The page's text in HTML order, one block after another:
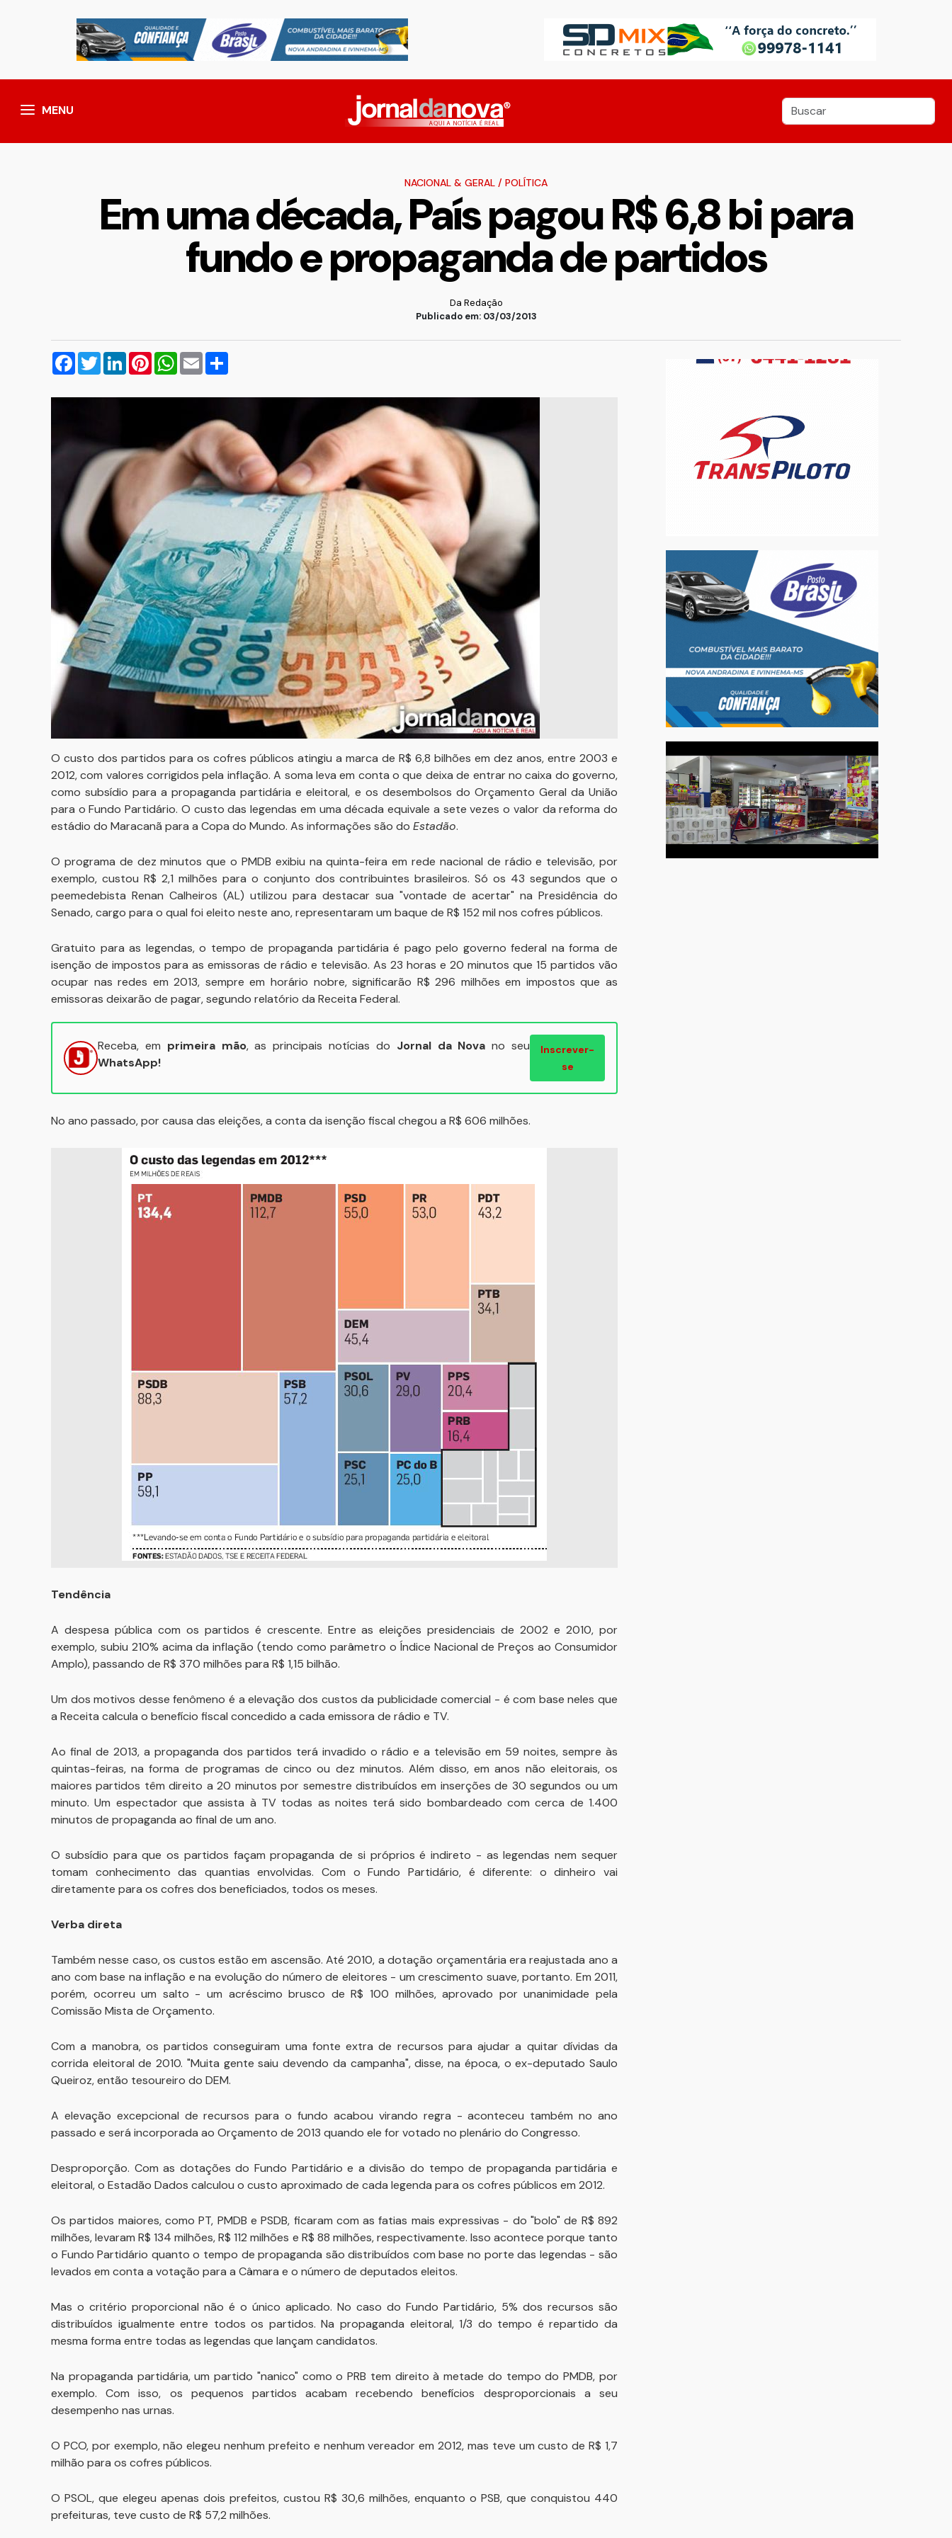
MENU
NACIONAL & GERAL / POLÍTICA
Em uma década, País pagou R$ 6,8 bi para
fundo e propaganda de partidos
Da Redação
Publicado em: 03/03/2013
Facebook
TwitterLinkedInPinterestWhatsApp
Email
O custo dos partidos para os cofres públicos atingiu a marca de R$ 6,8 bilhões em dez anos, entre 2003 e
2012, com valores corrigidos pela inflação. A soma leva em conta o que deixa de entrar no caixa do governo,
como subsídio para a propaganda partidária e eleitoral, e os desembolsos do Orçamento Geral da União
para o Fundo Partidário. O custo das legendas em uma década equivale a sete vezes o valor da reforma do
estádio do Maracanã para a Copa do Mundo. As informações são do Estadão.
O programa de dez minutos que o PMDB exibiu na quinta-feira em rede nacional de rádio e televisão, por
exemplo, custou R$ 2,1 milhões para o conjunto dos contribuintes brasileiros. Só os 43 segundos que o
peemedebista Renan Calheiros (AL) utilizou para destacar sua "vontade de acertar" na Presidência do
Senado, cargo para o qual foi eleito neste ano, representaram um baque de R$ 152 mil nos cofres públicos.
Gratuito para as legendas, o tempo de propaganda partidária é pago pelo governo federal na forma de
isenção de impostos para as emissoras de rádio e televisão. As 23 horas e 20 minutos que 15 partidos vão
ocupar nas redes em 2013, sempre em horário nobre, significarão R$ 296 milhões em impostos que as
emissoras deixarão de pagar, segundo relatório da Receita Federal.
Receba, em primeira mão, as principais notícias do Jornal da Nova no seu
WhatsApp!
Inscrever-
se
No ano passado, por causa das eleições, a conta da isenção fiscal chegou a R$ 606 milhões.
Tendência
A despesa pública com os partidos é crescente. Entre as eleições presidenciais de 2002 e 2010, por
exemplo, subiu 210% acima da inflação (tendo como parâmetro o Índice Nacional de Preços ao Consumidor
Amplo), passando de R$ 370 milhões para R$ 1,15 bilhão.
Um dos motivos desse fenômeno é a elevação dos custos da publicidade comercial - é com base neles que
a Receita calcula o benefício fiscal concedido a cada emissora de rádio e TV.
Ao final de 2013, a propaganda dos partidos terá invadido o rádio e a televisão em 59 noites, sempre às
quintas-feiras, na forma de programas de cinco ou dez minutos. Além disso, em anos não eleitorais, os
maiores partidos têm direito a 20 minutos por semestre distribuídos em inserções de 30 segundos ou um
minuto. Um espectador que assista à TV todas as noites terá sido bombardeado com cerca de 1.400
minutos de propaganda ao final de um ano.
O subsídio para que os partidos façam propaganda de si próprios é indireto - as legendas nem sequer
tomam conhecimento das quantias envolvidas. Com o Fundo Partidário, é diferente: o dinheiro vai
diretamente para os cofres dos beneficiados, todos os meses.
Verba direta
Também nesse caso, os custos estão em ascensão. Até 2010, a dotação orçamentária era reajustada ano a
ano com base na inflação e na evolução do número de eleitores - um crescimento suave, portanto. Em 2011,
porém, ocorreu um salto - um acréscimo brusco de R$ 100 milhões, aprovado por unanimidade pela
Comissão Mista de Orçamento.
Com a manobra, os partidos conseguiram uma fonte extra de recursos para ajudar a quitar dívidas da
corrida eleitoral de 2010. "Muita gente saiu devendo da campanha", disse, na época, o ex-deputado Saulo
Queiroz, então tesoureiro do DEM.
A elevação excepcional de recursos para o fundo acabou virando regra - aconteceu também no ano
passado e será incorporada ao Orçamento de 2013 quando ele for votado no plenário do Congresso.
Desproporção. Com as dotações do Fundo Partidário e a divisão do tempo de propaganda partidária e
eleitoral, o Estadão Dados calculou o custo aproximado de cada legenda para os cofres públicos em 2012.
Os partidos maiores, como PT, PMDB e PSDB, ficaram com as fatias mais expressivas - do "bolo" de R$ 892
milhões, levaram R$ 134 milhões, R$ 112 milhões e R$ 88 milhões, respectivamente. Isso acontece porque tanto
o Fundo Partidário quanto o tempo de propaganda são distribuídos com base no porte das legendas - são
levados em conta a votação para a Câmara e o número de deputados eleitos.
Mas o critério proporcional não é o único aplicado. No caso do Fundo Partidário, 5% dos recursos são
distribuídos igualmente entre todos os partidos. Na propaganda eleitoral, 1/3 do tempo é repartido da
mesma forma entre todas as legendas que lançam candidatos.
Na propaganda partidária, um partido "nanico" como o PRB tem direito à metade do tempo do PMDB, por
exemplo. Com isso, os pequenos partidos acabam recebendo benefícios desproporcionais a seu
desempenho nas urnas.
O PCO, por exemplo, não elegeu nenhum prefeito e nenhum vereador em 2012, mas teve um custo de R$ 1,7
milhão para os cofres públicos.
O PSOL, que elegeu apenas dois prefeitos, custou R$ 30,6 milhões, enquanto o PSB, que conquistou 440
prefeituras, teve custo de R$ 57,2 milhões.